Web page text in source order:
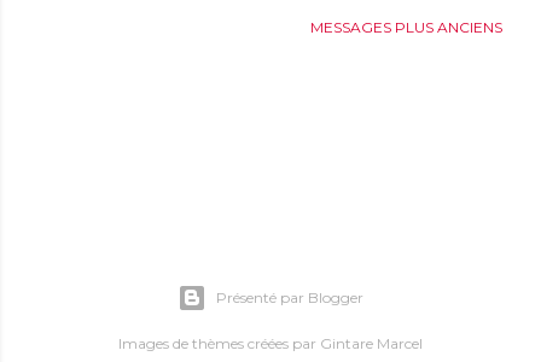
MESSAGES PLUS ANCIENS
Présenté par Blogger
Images de thèmes créées par Gintare Marcel